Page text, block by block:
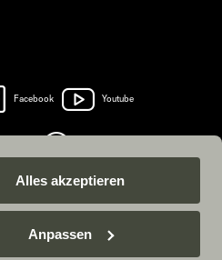
Alles akzeptieren
Anpassen
Facebook Youtube